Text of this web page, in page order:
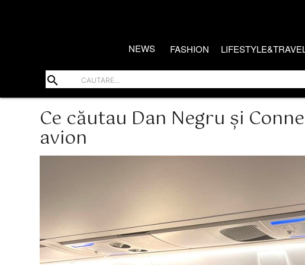
NEWS FASHION
search
Ce căutau Dan Negru și
avion